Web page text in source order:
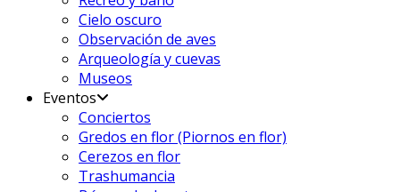
Cielo oscuro
Observación de aves
Arqueología y cuevas
Museos
Eventos
Conciertos
Gredos en flor (Piornos en flor)
Cerezos en flor
Trashumancia